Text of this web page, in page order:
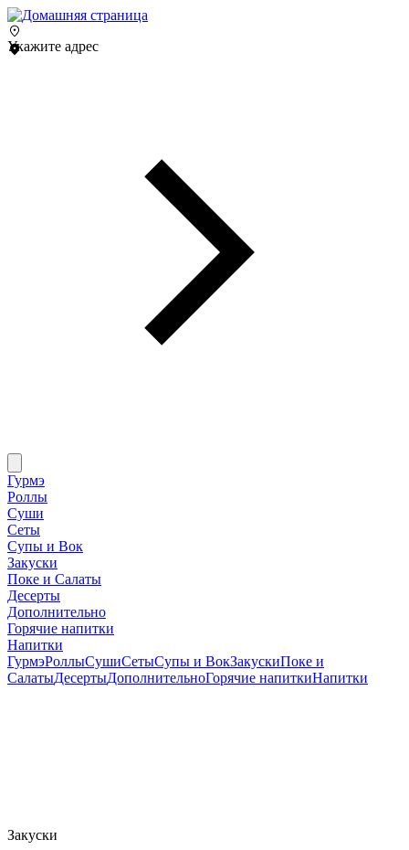
Укажите адрес
Гурмэ
Роллы
Суши
Сеты
Супы и Вок
Закуски
Поке и Салаты
Десерты
Дополнительно
Горячие напитки
Напитки
ГурмэРоллыСушиСетыСупы и ВокЗакускиПоке и
СалатыДесертыДополнительноГорячие напиткиНапитки
Закуски